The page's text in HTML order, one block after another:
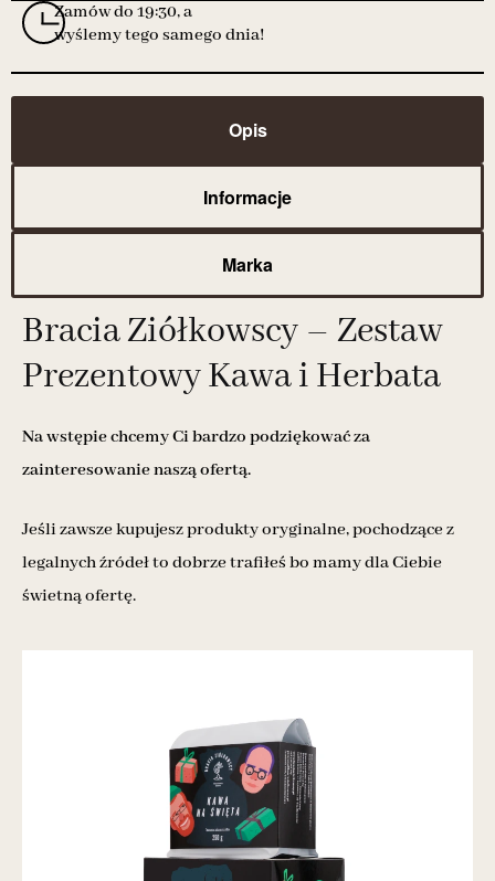
Zamów do 19:30, a
wyślemy tego samego dnia!
Opis
Informacje
Marka
Bracia Ziółkowscy – Zestaw
Prezentowy Kawa i Herbata
Na wstępie chcemy Ci bardzo podziękować za
zainteresowanie naszą ofertą.
Jeśli zawsze kupujesz produkty oryginalne, pochodzące z
legalnych źródeł to dobrze trafiłeś bo mamy dla Ciebie
świetną ofertę.